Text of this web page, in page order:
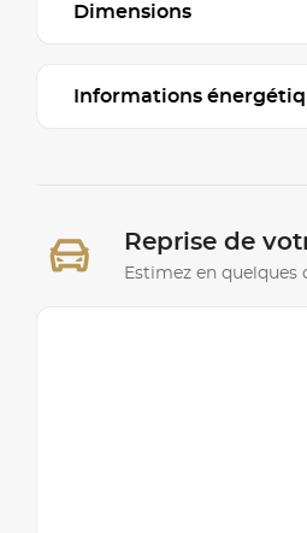
Dimensions
Informations
Reprise de
Estimez en quelques